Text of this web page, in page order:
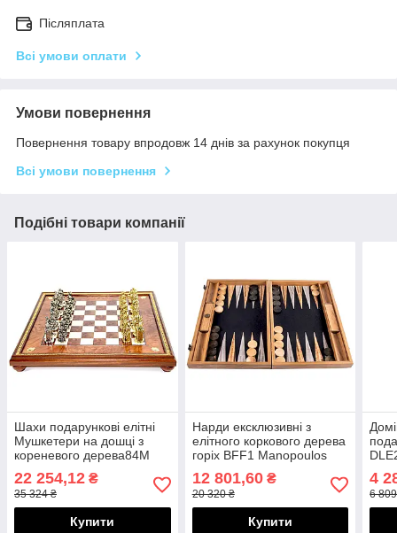
Післяплата
Всі умови оплати
Умови повернення
Повернення товару впродовж 14 днів за рахунок покупця
Всі умови повернення
Подібні товари компанії
Шахи подарункові елітні
Мушкетери на дошці з
кореневого дерева84M
431RS Italfama
22 254,12 ₴
35 324 ₴
Купити
Нарди ексклюзивні з
елітного коркового дерева
горіх BFF1 Manopoulos
12 801,60₴
20 320 ₴
Купити
4
6